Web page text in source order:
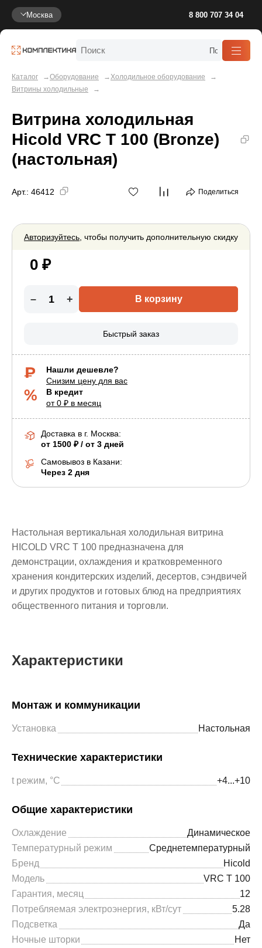
Москва 8 800 707 34 04
Каталог Оборудование
Холодильное оборудование
Витрины холодильные
Витрина холодильная
Hicold VRC T 100 (Bronze)
(настольная)
Арт.: 46412 Поделиться
Авторизуйтесь, чтобы получить дополнительную скидку
0 ₽
В кредит
от 0 ₽ в месяц
Нашли дешевле?
Снизим цену для вас
– + В корзину
Быстрый заказ
Доставка в г. Москва:
от 1500 ₽ / от 3 дней
Самовывоз в Казани:
Через 2 дня
Настольная вертикальная холодильная витрина
HICOLD VRC T 100 предназначена для
демонстрации, охлаждения и кратковременного
хранения кондитерских изделий, десертов, сэндвичей
и других продуктов и готовых блюд на предприятиях
общественного питания и торговли.
Характеристики
Монтаж и коммуникации
Установка Настольная
Технические характеристики
t режим, °С +4...+10
Общие характеристики
Охлаждение
Динамическое
Температурный режим
Среднетемпературный
Бренд
Hicold
Модель
VRC T 100
Гарантия, месяц
12
Потребляемая электроэнергия, кВт/сут
5.28
Подсветка
Да
Ночные шторки
Нет